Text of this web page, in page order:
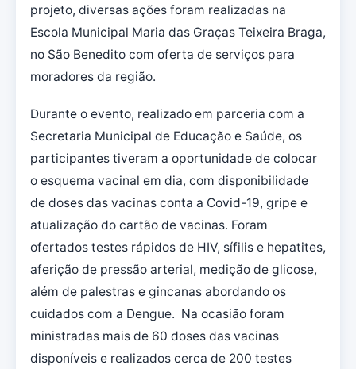
projeto, diversas ações foram realizadas na
Escola Municipal Maria das Graças Teixeira Braga,
no São Benedito com oferta de serviços para
moradores da região.
Durante o evento, realizado em parceria com a
Secretaria Municipal de Educação e Saúde, os
participantes tiveram a oportunidade de colocar
o esquema vacinal em dia, com disponibilidade
de doses das vacinas conta a Covid-19, gripe e
atualização do cartão de vacinas. Foram
ofertados testes rápidos de HIV, sífilis e hepatites,
aferição de pressão arterial, medição de glicose,
além de palestras e gincanas abordando os
cuidados com a Dengue. Na ocasião foram
ministradas mais de 60 doses das vacinas
disponíveis e realizados cerca de 200 testes